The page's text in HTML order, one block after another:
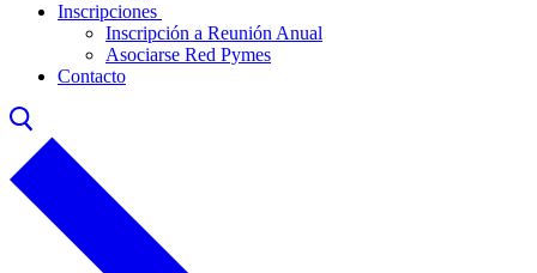
Inscripciones
Inscripción a Reunión Anual
Asociarse Red Pymes
Contacto